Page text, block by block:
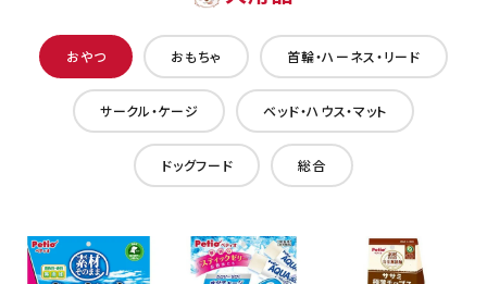
おやつ おもちゃ 首輪・ハーネス・リード
サークル・ケージ ベッド・ハウス・マット
ドッグフード 総合